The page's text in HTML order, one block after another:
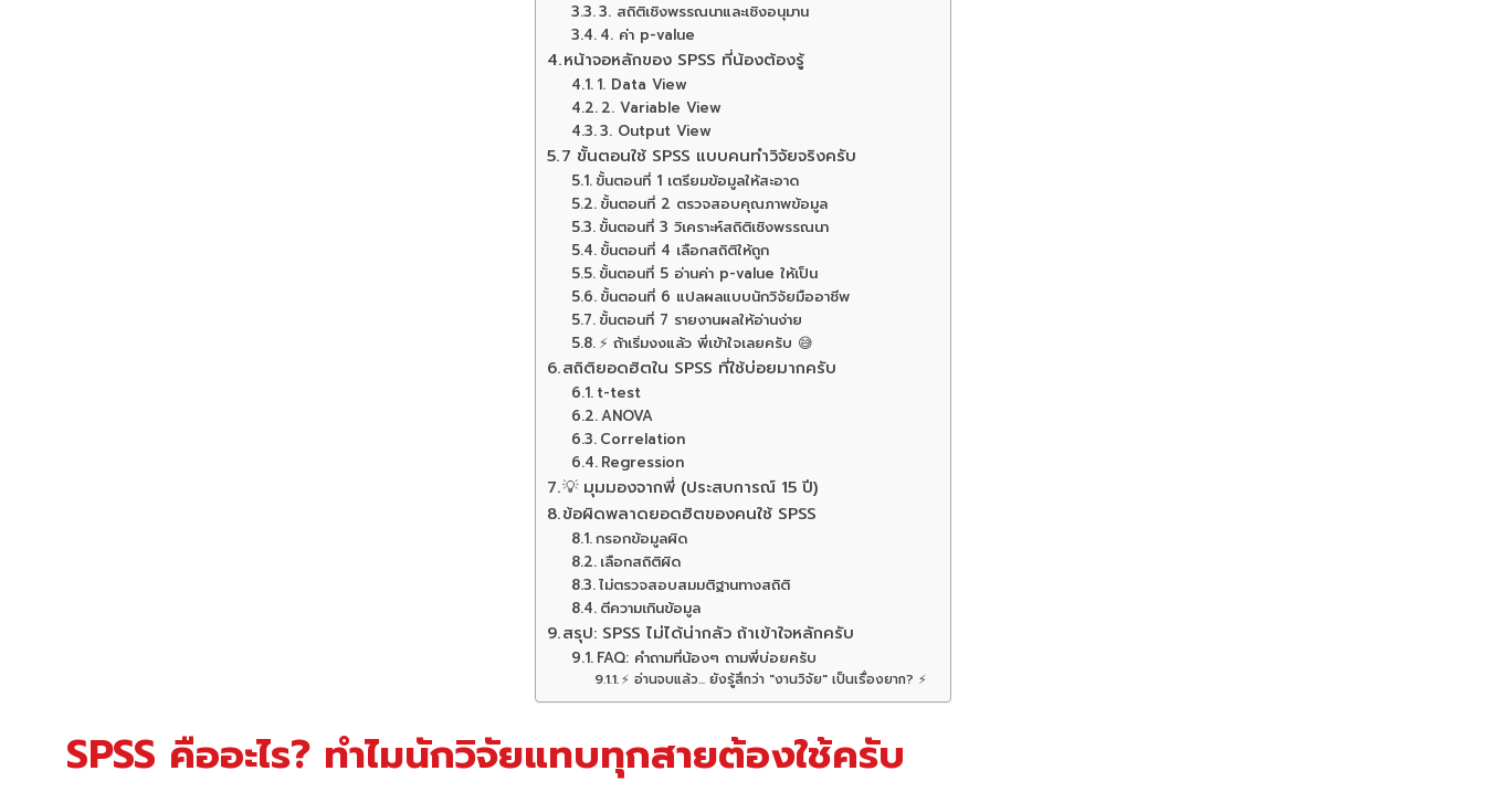
3. สถิติเชิงพรรณนาและเชิงอนุมาน
4. ค่า p-value
หน้าจอหลักของ SPSS ที่น้องต้องรู้
1. Data View
2. Variable View
3. Output View
7 ขั้นตอนใช้ SPSS แบบคนทำวิจัยจริงครับ
ขั้นตอนที่ 1 เตรียมข้อมูลให้สะอาด
ขั้นตอนที่ 2 ตรวจสอบคุณภาพข้อมูล
ขั้นตอนที่ 3 วิเคราะห์สถิติเชิงพรรณนา
ขั้นตอนที่ 4 เลือกสถิติให้ถูก
ขั้นตอนที่ 5 อ่านค่า p-value ให้เป็น
ขั้นตอนที่ 6 แปลผลแบบนักวิจัยมืออาชีพ
ขั้นตอนที่ 7 รายงานผลให้อ่านง่าย
⚡ ถ้าเริ่มงงแล้ว พี่เข้าใจเลยครับ 😅
สถิติยอดฮิตใน SPSS ที่ใช้บ่อยมากครับ
t-test
ANOVA
Correlation
Regression
💡 มุมมองจากพี่ (ประสบการณ์ 15 ปี)
ข้อผิดพลาดยอดฮิตของคนใช้ SPSS
กรอกข้อมูลผิด
เลือกสถิติผิด
ไม่ตรวจสอบสมมติฐานทางสถิติ
ตีความเกินข้อมูล
สรุป: SPSS ไม่ได้น่ากลัว ถ้าเข้าใจหลักครับ
FAQ: คำถามที่น้องๆ ถามพี่บ่อยครับ
⚡ อ่านจบแล้ว... ยังรู้สึกว่า "งานวิจัย" เป็นเรื่องยาก? ⚡
SPSS คืออะไร? ทำไมนักวิจัยแทบทุกสายต้องใช้ครับ